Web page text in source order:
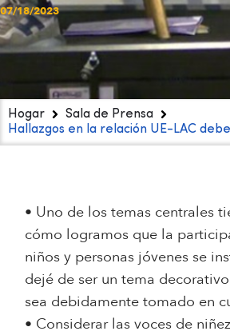
07/18/2023
Hogar
Sala de Prensa
Hallazgos en la relación UE-LAC
• Uno de los temas centrales
cómo logramos que la
niños y personas jóvenes se
dejé de ser un tema
sea debidamente tomado en
• Considerar las voces de